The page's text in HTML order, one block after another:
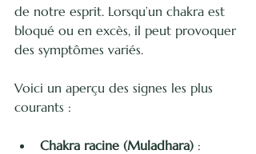
de notre esprit. Lorsqu’un chakra est
bloqué ou en excès, il peut provoquer
des symptômes variés.
Voici un aperçu des signes les plus
courants :
Chakra racine (Muladhara) :